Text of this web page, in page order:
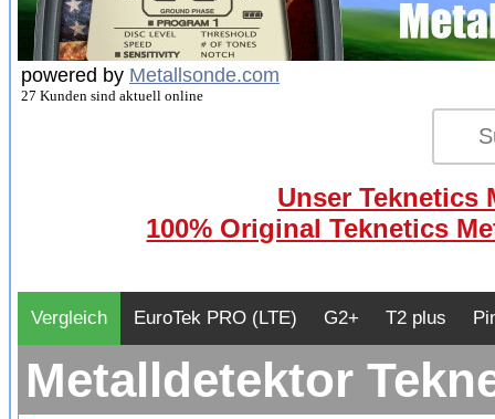
powered by Metallsonde.com
27 Kunden sind aktuell online
Unser Teknetics
100% Original Teknetics
Vergleich EuroTek PRO (LTE) G2+ T2 plus
Metalldetektor